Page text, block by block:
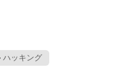
ハッキング